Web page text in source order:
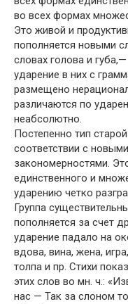
во всех формах
Это живой и
пополняется новыми
словах голова и
ударение в них с
размещено
различаются по
неабсолютно.
Постепенно тип
соответствии с
закономерностями.
единственного и
ударению четко
Группа
пополняется за счет
ударение падало на
вдова, вина, жена,
толпа и пр. Стихи
этих слов во мн. ч.:
нас — Так за слоном